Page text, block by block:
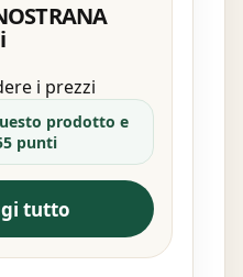
i prezzi
prodotto e
punti
tutto